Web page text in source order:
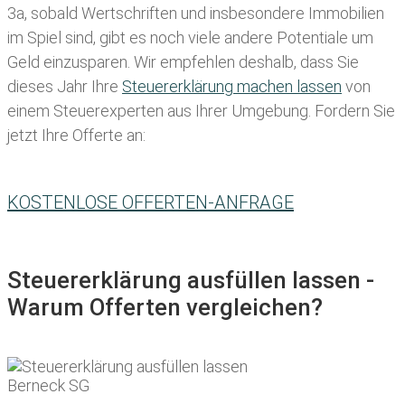
3a, sobald Wertschriften und insbesondere Immobilien
im Spiel sind, gibt es noch viele andere Potentiale um
Geld einzusparen. Wir empfehlen deshalb, dass Sie
dieses Jahr Ihre Steuererklärung machen lassen von
einem Steuerexperten aus Ihrer Umgebung. Fordern Sie
jetzt Ihre Offerte an:
KOSTENLOSE OFFERTEN-ANFRAGE
Steuererklärung ausfüllen lassen -
Warum Offerten vergleichen?